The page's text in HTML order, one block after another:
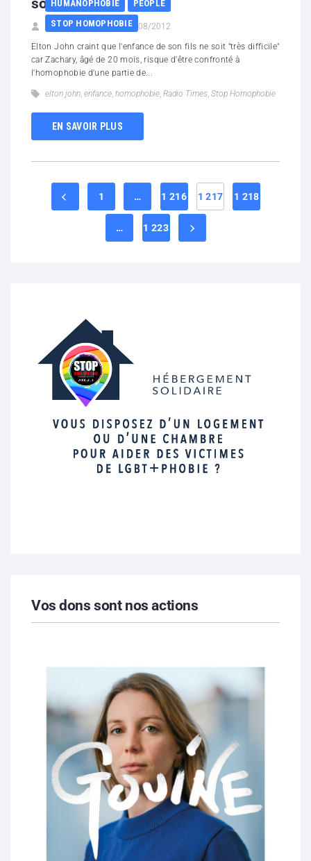
HUMANOPHOBIE
PEOPLE
STOP HOMOPHOBIE
son fils
Revue du Web 27/08/2012
Elton John craint que l'enfance de son fils ne soit "très difficile"
car Zachary, âgé de 20 mois, risque d'être confronté à
l'homophobie d'une partie de...
elton john, enfance, homophobie, Radio Times, Stop Homophobie
EN SAVOIR PLUS
1 … 1 216 1 217 1 218
… 1 223
Vos dons sont nos actions